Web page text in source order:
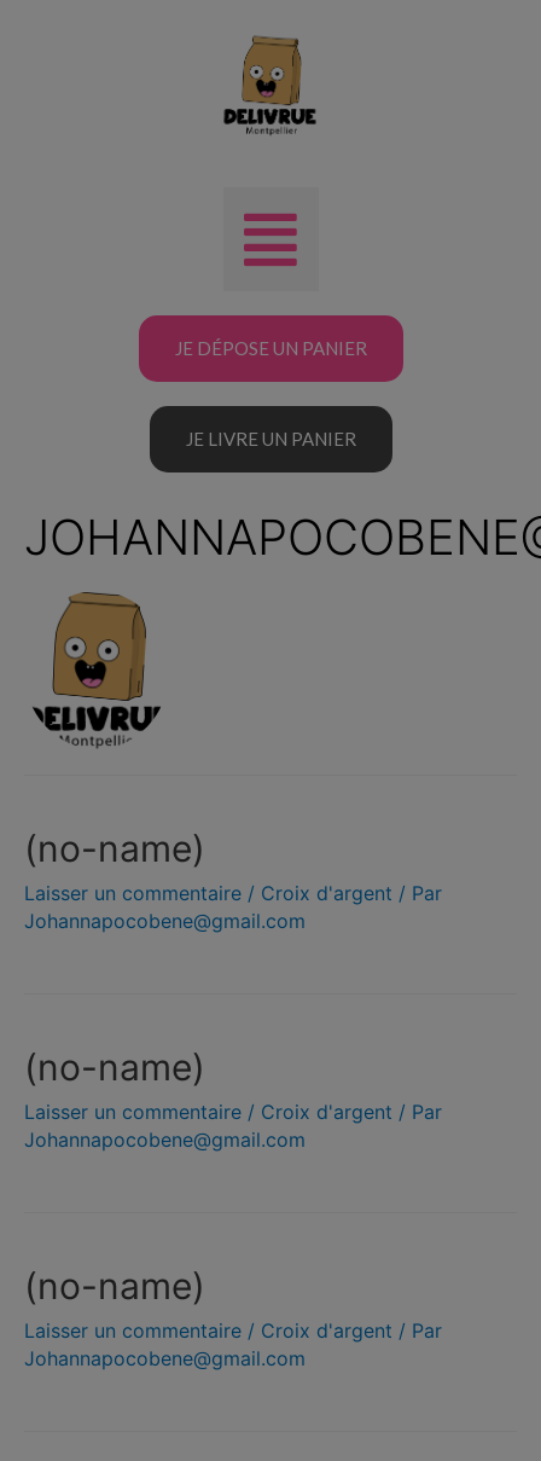
JE DÉPOSE UN PANIER
JE LIVRE UN PANIER
(no-name)
Laisser un commentaire / Croix d'argent / Par
Johannapocobene@gmail.com
(no-name)
Laisser un commentaire / Croix d'argent / Par
Johannapocobene@gmail.com
(no-name)
Laisser un commentaire / Croix d'argent / Par
Johannapocobene@gmail.com